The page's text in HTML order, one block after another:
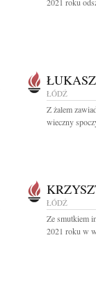
ŁÓDŹ
Z żalem
wieczny
ŁÓDŹ
Ze smutkiem
2021 roku w